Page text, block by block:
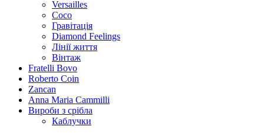
Versailles
Coco
Гравітація
Diamond Feelings
Лінії життя
Вінтаж
Fratelli Bovo
Roberto Coin
Zancan
Anna Maria Cammilli
Вироби з срібла
Каблучки